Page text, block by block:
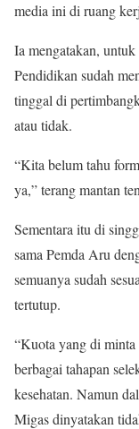
media ini di ruang
Ia mengatakan,
Pendidikan sudah
tinggal di
atau tidak.
“Kita belum tahu
ya,” terang mantan
Sementara itu di
sama Pemda Aru
semuanya sudah
tertutup.
“Kuota yang di minta
berbagai tahapan
kesehatan. Namun
Migas dinyatakan